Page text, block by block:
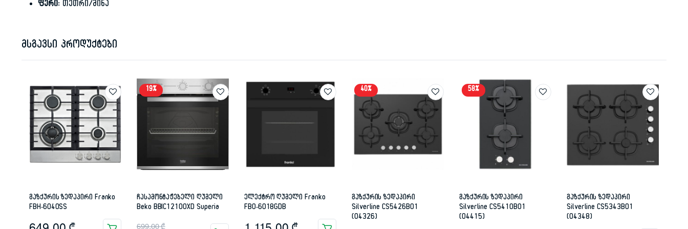
ფერი:თეთრი/მინა
მსგავსი პროდუქტები
გაზქურის ზედაპირი Franko
FBH-6040SS
19%
ჩასამონტაჟებელი ღუმელი
Beko BBIC12100XD Superia
699.00₾
ელექტრო ღუმელი Franko
FBO-6018GDB
40%
გაზქურის ზედაპირი
Silverline CS5426B01
(04326)
58%
გაზქურის ზედაპირი
Silverline CS5410B01
(04415)
გაზქურის ზედაპირი
Silverline CS5343B01
(04348)